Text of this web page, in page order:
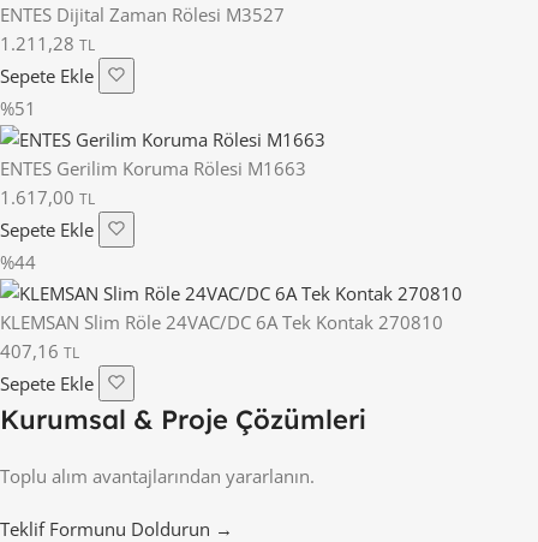
ENTES Dijital Zaman Rölesi M3527
1.211,28 TL
Sepete Ekle
%51
ENTES Gerilim Koruma Rölesi M1663
1.617,00 TL
Sepete Ekle
%44
KLEMSAN Slim Röle 24VAC/DC 6A Tek Kontak 270810
407,16 TL
Sepete Ekle
Kurumsal & Proje Çözümleri
Toplu alım avantajlarından yararlanın.
Teklif Formunu Doldurun →